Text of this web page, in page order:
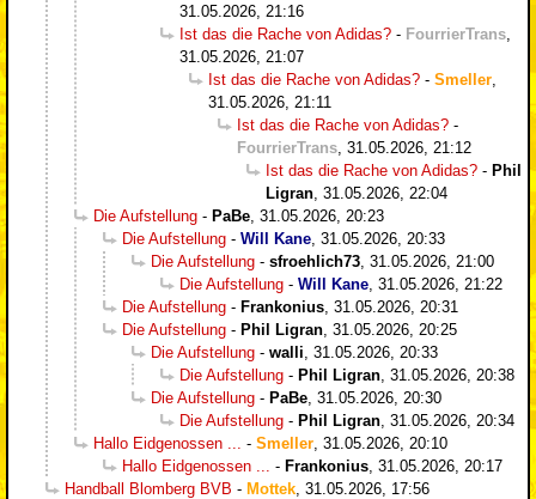
31.05.2026, 21:16
Ist das die Rache von Adidas? - FourrierTrans
31.05.2026, 21:07
Ist das die Rache von Adidas? - Smeller
31.05.2026, 21:11
Ist das die Rache von Adidas? -
FourrierTrans 31.05.2026, 21:12
Ist das die Rache von Adidas? - Phil
Ligran 31.05.2026, 22:04
Die Aufstellung - PaBe 31.05.2026, 20:23
Die Aufstellung - Will Kane 31.05.2026, 20:33
Die Aufstellung - sfroehlich73 31.05.2026, 21:00
Die Aufstellung - Will Kane 31.05.2026, 21:22
Die Aufstellung - Frankonius 31.05.2026, 20:31
Die Aufstellung - Phil Ligran 31.05.2026, 20:25
Die Aufstellung - walli 31.05.2026, 20:33
Die Aufstellung - Phil Ligran 31.05.2026, 20:38
Die Aufstellung - PaBe 31.05.2026, 20:30
Die Aufstellung - Phil Ligran 31.05.2026, 20:34
Hallo Eidgenossen ...
- Smeller 31.05.2026, 20:10
Hallo Eidgenossen ...
- Frankonius 31.05.2026, 20:17
Handball Blomberg BVB - Mottek 31.05.2026, 17:56